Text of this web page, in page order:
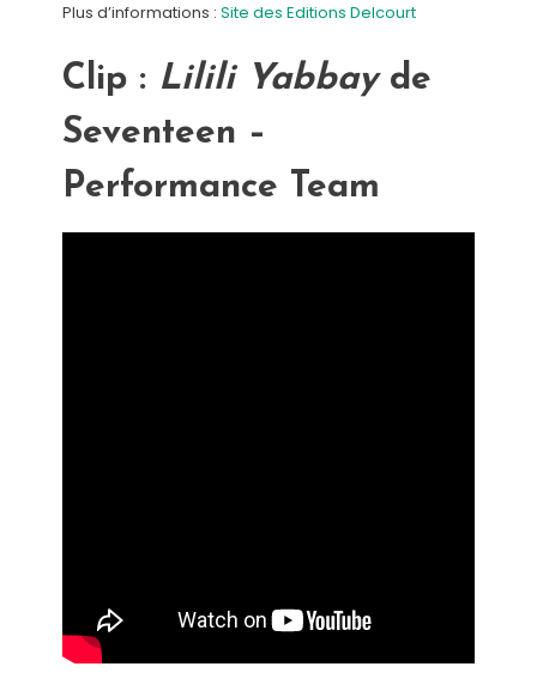
Plus d’informations : Site des Editions Delcourt
Clip : Lilili Yabbayde
Seventeen –
Performance Team